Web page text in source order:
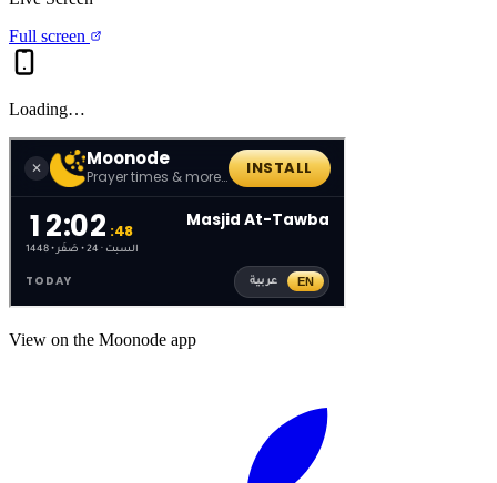
Full screen
Loading…
View on the Moonode app